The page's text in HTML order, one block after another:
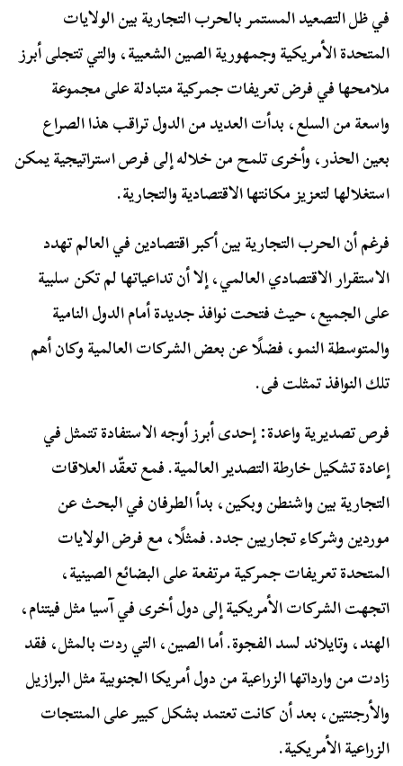
في ظل التصعيد المستمر بالحرب التجارية بين الولايات
المتحدة الأمريكية وجمهورية الصين الشعبية، والتي تتجلى أبرز
ملامحها في فرض تعريفات جمركية متبادلة على مجموعة
واسعة من السلع، بدأت العديد من الدول تراقب هذا الصراع
بعين الحذر، وأخرى تلمح من خلاله إلى فرص استراتيجية يمكن
استغلالها لتعزيز مكانتها الاقتصادية والتجارية.
فرغم أن الحرب التجارية بين أكبر اقتصادين في العالم تهدد
الاستقرار الاقتصادي العالمي، إلا أن تداعياتها لم تكن سلبية
على الجميع، حيث فتحت نوافذ جديدة أمام الدول النامية
والمتوسطة النمو، فضلًا عن بعض الشركات العالمية وكان أهم
تلك النوافذ تمثلت فى.
فرص تصديرية واعدة:إحدى أبرز أوجه الاستفادة تتمثل في
إعادة تشكيل خارطة التصدير العالمية. فمع تعقّد العلاقات
التجارية بين واشنطن وبكين، بدأ الطرفان في البحث عن
موردين وشركاء تجاريين جدد. فمثلًا، مع فرض الولايات
المتحدة تعريفات جمركية مرتفعة على البضائع الصينية،
اتجهت الشركات الأمريكية إلى دول أخرى في آسيا مثل فيتنام،
الهند، وتايلاند لسد الفجوة. أما الصين، التي ردت بالمثل، فقد
زادت من وارداتها الزراعية من دول أمريكا الجنوبية مثل البرازيل
والأرجنتين، بعد أن كانت تعتمد بشكل كبير على المنتجات
الزراعية الأمريكية.